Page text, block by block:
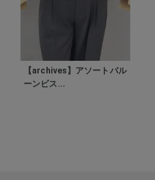
【archives】アソートバル
ーンビス...